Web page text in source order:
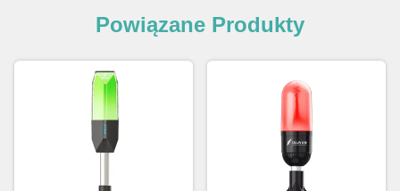
Powiązane Produkty